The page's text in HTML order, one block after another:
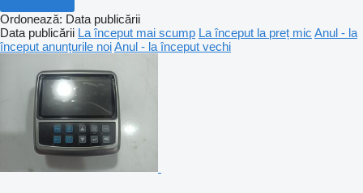
Ordonează: Data publicării
Data publicării La început mai scump La început la preț mic Anul - la
început anunțurile noiAnul - la început vechi